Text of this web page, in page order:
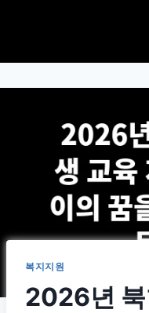
복지지원
2026년